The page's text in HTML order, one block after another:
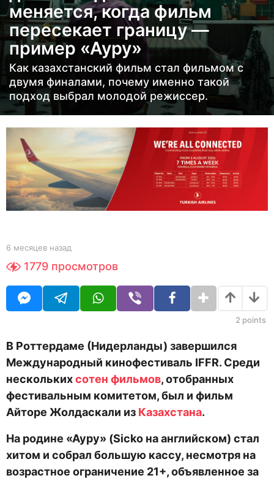
ц
е
в
н
а
з
а
д
м
е
с
я
е
в
н
з
д
меняется, когда фильм
пересекает границу —
пример «Ауру»
Как казахстанский фильм стал фильмом с
двумя финалами, почему именно такой
подход выбрал молодой режиссер.
b
Y
6 месяцев назад
е
а
з
а
1779 просмотров
2 points
В Роттердаме (Нидерланды) завершился
Международный кинофестиваль IFFR. Среди
несколькихсотен фильмов, отобранных
фестивальным комитетом, был и фильм
Айторе Жолдаскали из Казахстана.
На родине «Ауру» (Sicko на английском) стал
хитом и собрал большую кассу, несмотря на
возрастное ограничение 21+, объявленное за